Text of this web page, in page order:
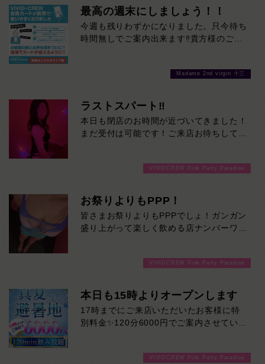
おっとりとした癒し系の女の子です。
業界未経験で少し緊張気味ではありますが
一生懸命に向き合おうとする姿が、守って
あげたくなる可愛さ。
たい方に、ぜひおすすめです。
最高の週末にしましょう！！
今週も残りわずかになりました。只今待ち
時間無しでご案内出来ます‼貴方様のご来
Madame 2nd virgin 十三
ラストスパート‼
本日も閉店のお時間が近づいてきました！
まだ受付は可能です！ご来店お待ちしてお
VIVIDCREW Pink Party Paradise
お祭りよりもPPP！
皆さまお祭りよりもPPPでしょ！ガンガン
盛り上がって楽しく飲める店ナンバーワン
VIVIDCREW Pink Party Paradise
本日も15時よりオープンします
17時までにご来店いただいたお客様に特
別料金✨120分6000円でご案内させていた
VIVIDCREW Pink Party Paradise